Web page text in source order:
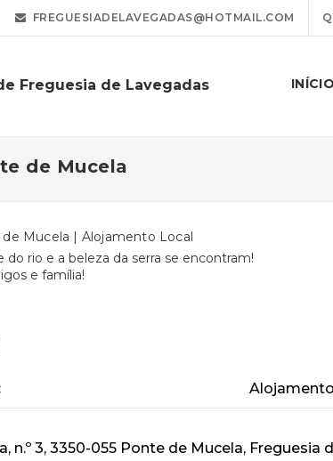
FREGUESIADELAVEGADAS@HOTMAIL.COM
Freguesia de Lavegadas INÍCIO
de Mucela
Mucela | Alojamento Local
do rio e a beleza da serra se encontram!
e família!
n.º 3, 3350-055 Ponte de Mucela, Freguesia